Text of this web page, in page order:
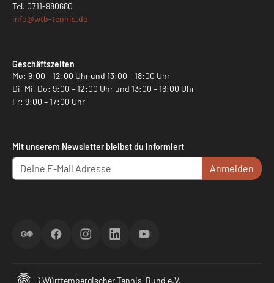
Tel. 0711-980680
info@wtb-tennis.de
Geschäftszeiten
Mo: 9:00 – 12:00 Uhr und 13:00 – 18:00 Uhr
Di, Mi, Do: 9:00 – 12:00 Uhr und 13:00 – 16:00 Uhr
Fr: 9:00 – 17:00 Uhr
Mit unserem Newsletter bleibst du informiert
Anmelden
ScoreGOFacebookInstagramLinkedInYouTube
© 2026 Württembergischer Tennis-Bund e.V.